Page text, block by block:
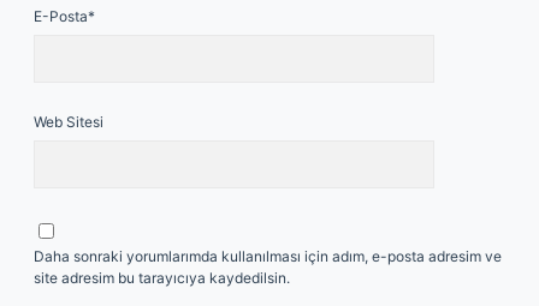
E-Posta*
Web Sitesi
Daha sonraki yorumlarımda kullanılması için adım, e-posta adresim ve
site adresim bu tarayıcıya kaydedilsin.